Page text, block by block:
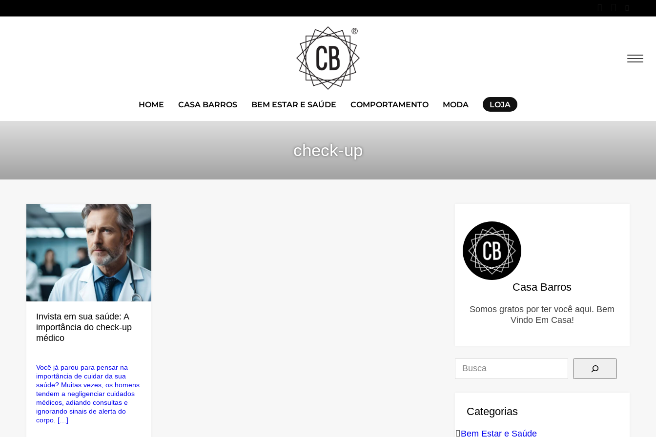
HOME CASA BARROS BEM ESTAR E SAÚDE COMPORTAMENTO MODA LOJA
check-up
Invista em sua saúde: A
importância do check-up
médico
Você já parou para pensar na
importância de cuidar da sua
saúde? Muitas vezes, os homens
tendem a negligenciar cuidados
médicos, adiando consultas e
ignorando sinais de alerta do
corpo. […]
Casa Barros
Somos gratos por ter você aqui. Bem
Vindo Em Casa!
Pesquisar
Categorias
Bem Estar e Saúde